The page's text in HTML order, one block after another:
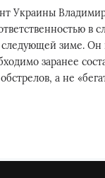
Украины
в
следующей зиме. Он
заранее
а не